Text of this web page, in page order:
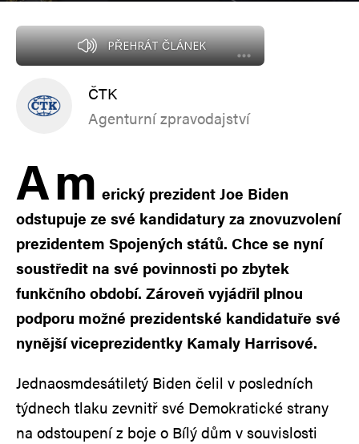
PŘEHRÁT ČLÁNEK
ČTK
Agenturní zpravodajství
Am erický prezident Joe Biden
odstupuje ze své kandidatury za znovuzvolení
prezidentem Spojených států. Chce se nyní
soustředit na své povinnosti po zbytek
funkčního období. Zároveň vyjádřil plnou
podporu možné prezidentské kandidatuře své
nynější viceprezidentky Kamaly Harrisové.
Jednaosmdesátiletý Biden čelil v posledních
týdnech tlaku zevnitř své Demokratické strany
na odstoupení z boje o Bílý dům v souvislosti